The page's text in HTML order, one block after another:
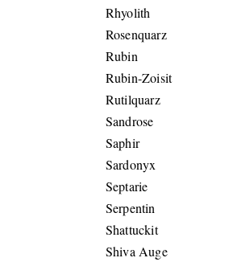
Rhyolith
Rosenquarz
Rubin
Rubin-Zoisit
Rutilquarz
Sandrose
Saphir
Sardonyx
Septarie
Serpentin
Shattuckit
Shiva Auge